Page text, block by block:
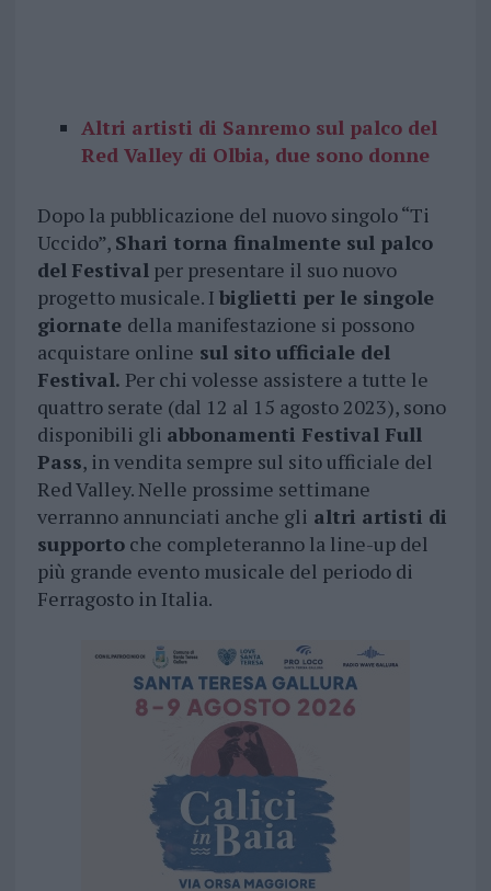
Altri artisti di Sanremo sul palco del
Red Valley di Olbia, due sono donne
Dopo la pubblicazione del nuovo singolo “Ti
Uccido”, Shari torna finalmente sul palco
del Festivalper presentare il suo nuovo
progetto musicale. I biglietti per le singole
giornate della manifestazione si possono
acquistare online sul sito ufficiale del
Festival. Per chi volesse assistere a tutte le
quattro serate (dal 12 al 15 agosto 2023), sono
disponibili gli abbonamenti Festival Full
Pass, in vendita sempre sul sito ufficiale del
Red Valley. Nelle prossime settimane
verranno annunciati anche gli altri artisti di
supportoche completeranno la line-up del
più grande evento musicale del periodo di
Ferragosto in Italia.